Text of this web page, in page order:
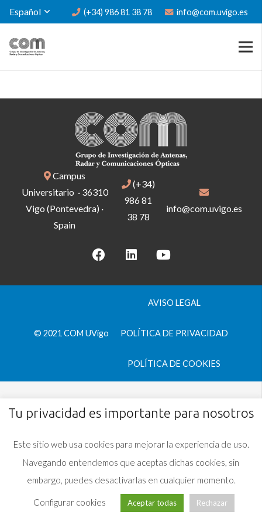
Español (+34) 986 81 38 78 info@com.uvigo.es
Campus
Universitario · 36310
Vigo (Pontevedra) ·
Spain
(+34)
986 81
38 78
info@com.uvigo.es
© 2021 COM UVigo
AVISO LEGAL
POLÍTICA DE PRIVACIDAD
POLÍTICA DE COOKIES
Tu privacidad es importante para nosotros
Este sitio web usa cookies para mejorar la experiencia de uso.
Navegando entendemos que aceptas dichas cookies, sin
embargo, puedes desactivarlas en cualquier momento.
Configurar cookies Aceptar todas Rechazar